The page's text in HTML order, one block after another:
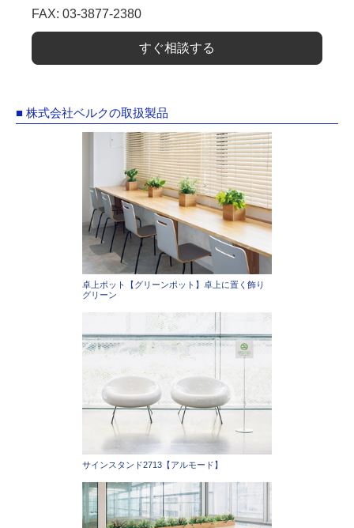
FAX: 03-3877-2380
すぐ相談する
■ 株式会社ベルクの取扱製品
卓上ポット【グリーンポット】卓上に置く飾り
グリーン
サインスタンド2713【アルモード】